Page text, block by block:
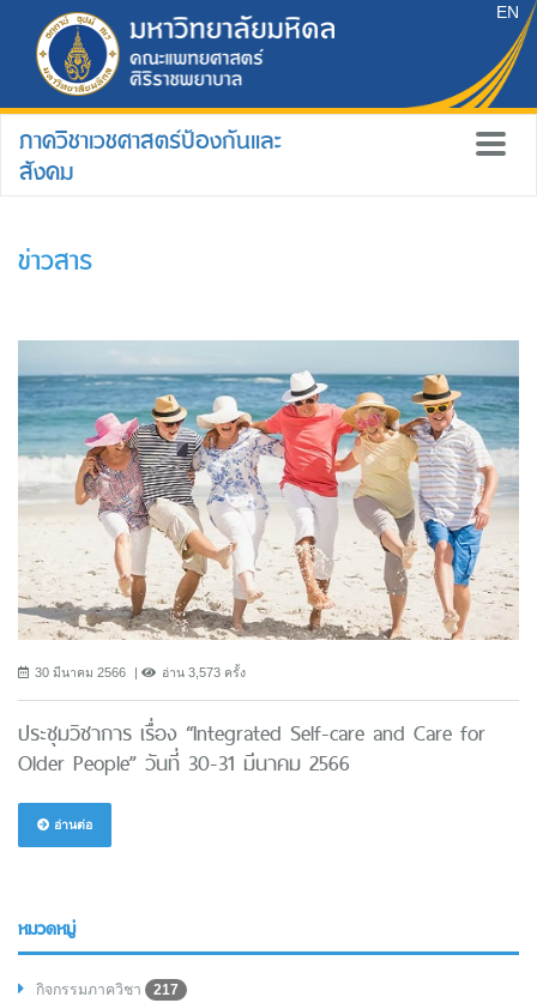
EN
ภาควิชาเวชศาสตร์ป้องกันและ
สังคม
ข่าวสาร
30 มีนาคม 2566 อ่าน 3,573 ครั้ง
ประชุมวิชาการ เรื่อง “Integrated Self-care and Care for
Older People” วันที่ 30-31 มีนาคม 2566
อ่านต่อ
หมวดหมู่
กิจกรรมภาควิชา
217